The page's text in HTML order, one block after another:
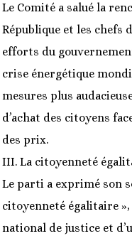
Le Comité a salué la
République et les chefs
efforts du
crise énergétique
mesures plus
d’achat des citoyens
des prix.
III. La citoyenneté
Le parti a exprimé son
citoyenneté égalitaire
national de justice et